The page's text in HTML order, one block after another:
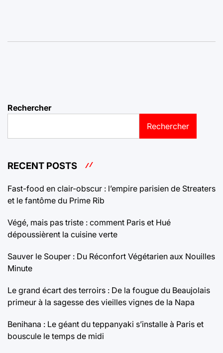
Rechercher
Rechercher
RECENT POSTS
Fast-food en clair-obscur : l’empire parisien de Streaters
et le fantôme du Prime Rib
Végé, mais pas triste : comment Paris et Hué
dépoussièrent la cuisine verte
Sauver le Souper : Du Réconfort Végétarien aux Nouilles
Minute
Le grand écart des terroirs : De la fougue du Beaujolais
primeur à la sagesse des vieilles vignes de la Napa
Benihana : Le géant du teppanyaki s’installe à Paris et
bouscule le temps de midi